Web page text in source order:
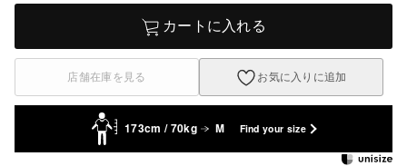
カートに入れる
店舗在庫を見る お気に入りに追加
173cm / 70kg M Find your size